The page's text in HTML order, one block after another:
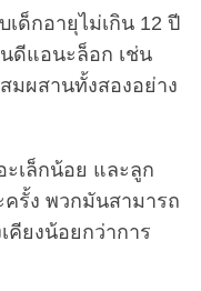
ด็กอายุไม่เกิน 12 ปี
ดีแอนะล็อก เช่น
มผสานทั้งสองอย่าง
ะเล็กน้อย และลูก
รั้ง พวกมันสามารถ
คียงน้อยกว่าการ